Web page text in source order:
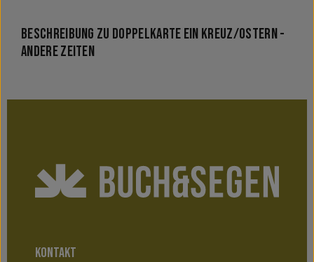
Beschreibung zu Doppelkarte Ein Kreuz/Ostern -
Andere Zeiten
KONTAKT